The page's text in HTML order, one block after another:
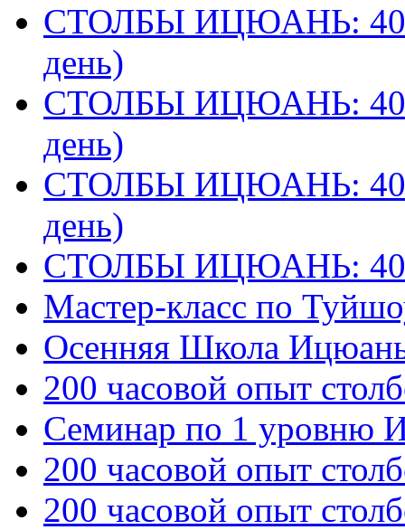
СТОЛБЫ ИЦЮАНЬ:
день)
СТОЛБЫ ИЦЮАНЬ:
день)
СТОЛБЫ ИЦЮАНЬ:
день)
СТОЛБЫ ИЦЮАНЬ:
Мастер-класс по
Осенняя Школа
200 часовой опыт
Семинар по 1 уровню
200 часовой опыт
200 часовой опыт